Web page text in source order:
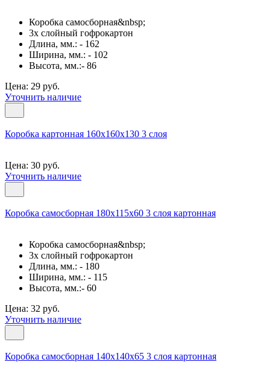
Коробка самосборная&nbsp;
3х слойный гофрокартон
Длина, мм.: - 162
Ширина, мм.: - 102
Высота, мм.:- 86
Цена: 29 руб.
Уточнить наличие
Коробка картонная 160х160х130 3 слоя
Цена: 30 руб.
Уточнить наличие
Коробка самосборная 180х115х60 3 слоя картонная
Коробка самосборная&nbsp;
3х слойный гофрокартон
Длина, мм.: - 180
Ширина, мм.: - 115
Высота, мм.:- 60
Цена: 32 руб.
Уточнить наличие
Коробка самосборная 140х140х65 3 слоя картонная